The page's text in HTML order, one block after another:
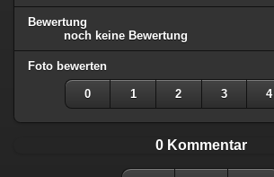
Bewertung
noch keine Bewertung
Foto bewerten
0 1 2 3 4
0 Kommentar